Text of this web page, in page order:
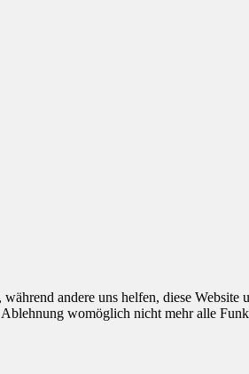
andere uns helfen, diese
womöglich nicht mehr alle